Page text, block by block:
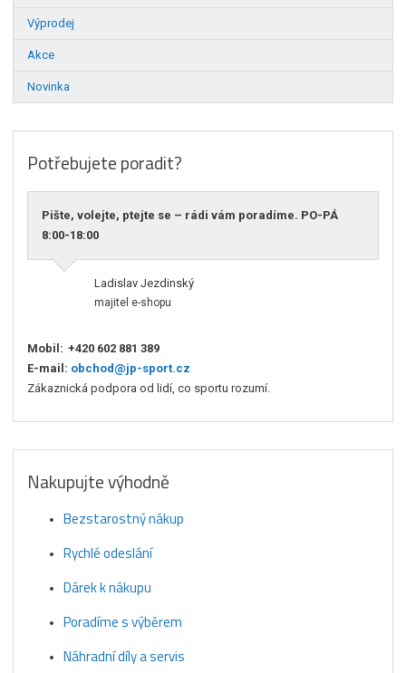
Výprodej
Akce
Novinka
Potřebujete poradit?
Pište, volejte, ptejte se – rádi vám poradíme. PO-PÁ
8:00-18:00
Ladislav Jezdinský
majitel e-shopu
Mobil: +420 602 881 389
E-mail: obchod@jp-sport.cz
Zákaznická podpora od lidí, co sportu rozumí.
Nakupujte výhodně
Bezstarostný nákup
Rychlé odeslání
Dárek k nákupu
Poradíme s výběrem
Náhradní díly a servis